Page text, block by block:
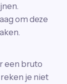
om deze
een bruto
je niet